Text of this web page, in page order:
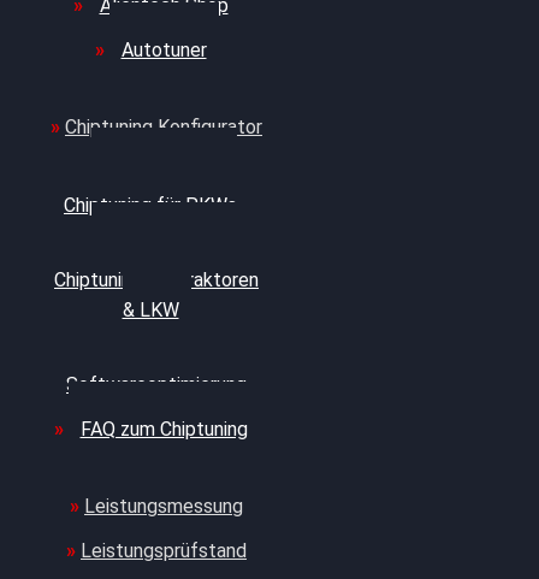
Alientech Shop
Autotuner
Chiptuning Konfigurator
Chiptuning für PKWs
Chiptuning für Traktoren
& LKW
Softwareoptimierung
FAQ zum Chiptuning
Leistungsmessung
Leistungsprüfstand